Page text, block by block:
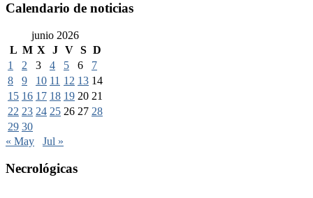
Calendario de noticias
junio 2026
L M X J V S D
1
2 3 4 5 6
7
8
9 10 11 12 13 14
15 16 17 18 19 20 21
22 23 24 25 26 27 28
29 30
« May
Jul »
Necrológicas